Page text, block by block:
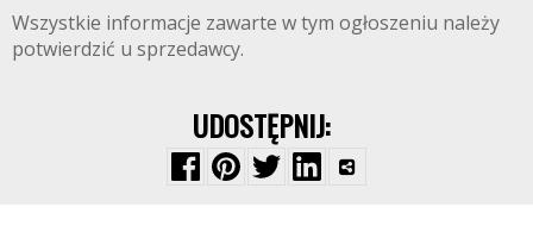
Wszystkie informacje zawarte w tym ogłoszeniu należy
potwierdzić u sprzedawcy.
UDOSTĘPNIJ: